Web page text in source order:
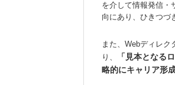
を介して情報発信・
向にあり、ひきつづ
また、Webディレ
り、
「見本となる
略的にキャリア形